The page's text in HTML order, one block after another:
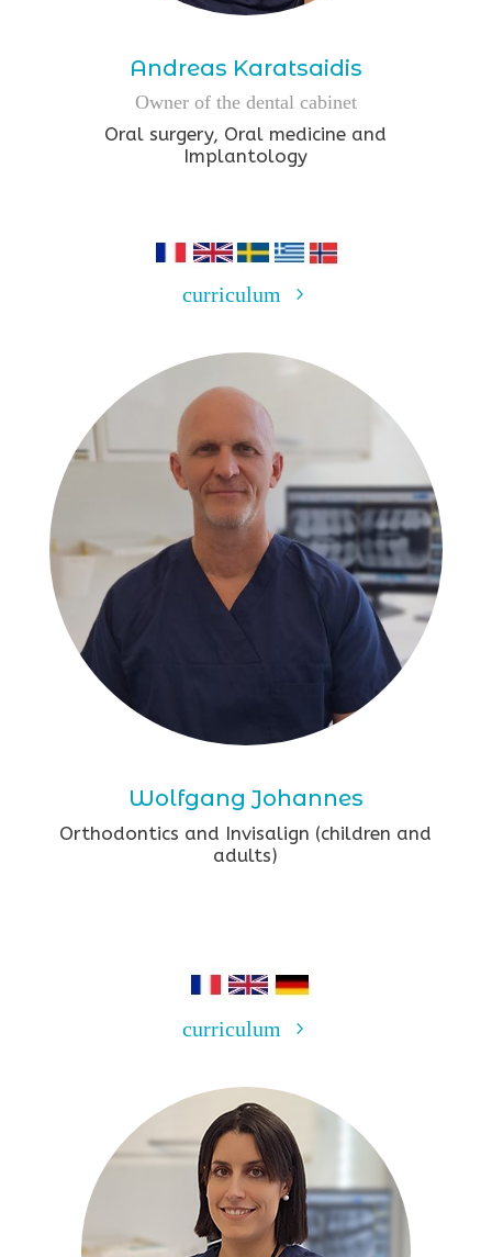
Andreas Karatsaidis
Owner of the dental cabinet
Oral surgery, Oral medicine and
Implantology
curriculum
Wolfgang Johannes
Orthodontics and Invisalign (children and
adults)
curriculum